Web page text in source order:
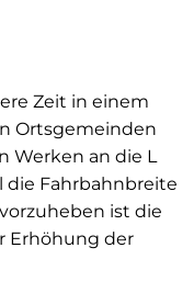
Zeit in einem
Ortsgemeinden
Werken an die L
die Fahrbahnbreite
ist die
Erhöhung der